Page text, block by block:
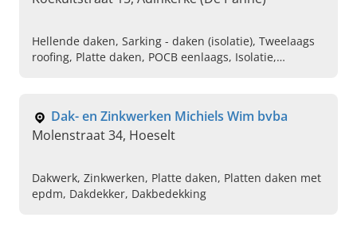
Hellende daken, Sarking - daken (isolatie), Tweelaags
roofing, Platte daken, POCB eenlaags, Isolatie,
Dak- en Zinkwerken Michiels Wim bvba
Molenstraat 34, Hoeselt
Dakwerk, Zinkwerken, Platte daken, Platten daken met
epdm, Dakdekker, Dakbedekking